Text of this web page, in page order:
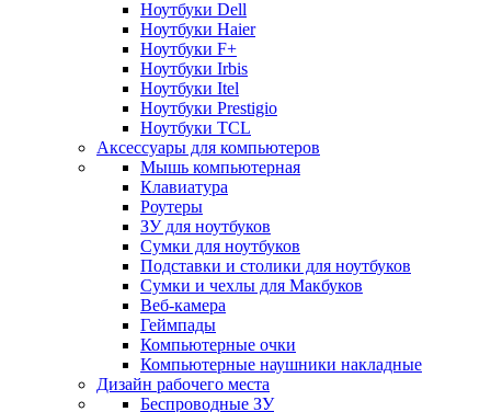
Ноутбуки Dell
Ноутбуки Haier
Ноутбуки F+
Ноутбуки Irbis
Ноутбуки Itel
Ноутбуки Prestigio
Ноутбуки TCL
Аксессуары для компьютеров
Мышь компьютерная
Клавиатура
Роутеры
ЗУ для ноутбуков
Сумки для ноутбуков
Подставки и столики для ноутбуков
Сумки и чехлы для Макбуков
Веб-камера
Геймпады
Компьютерные очки
Компьютерные наушники накладные
Дизайн рабочего места
Беспроводные ЗУ